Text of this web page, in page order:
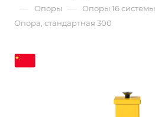
— Опоры — Опоры 16 системы
Опора, стандартная 300